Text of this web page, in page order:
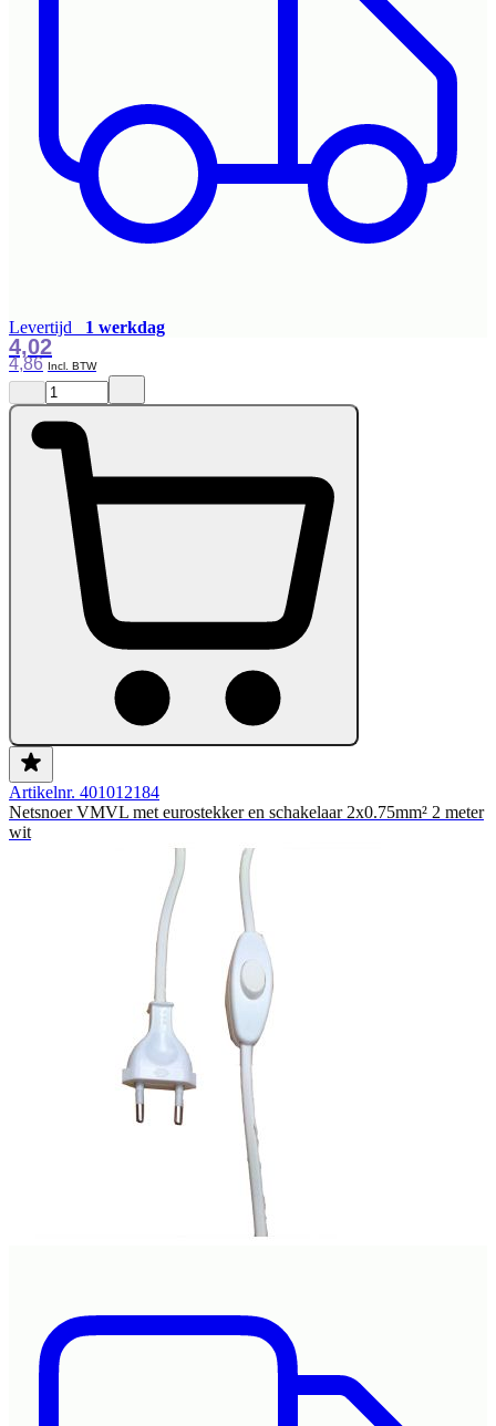
Levertijd 1 werkdag
4,86
4,02
Artikelnr. 401012184
Netsnoer VMVL met eurostekker en schakelaar 2x0.75mm² 2 meter
wit